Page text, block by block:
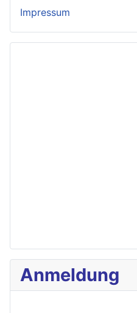
Impressum
Anmeldung